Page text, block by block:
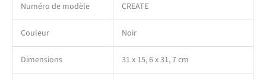
Numéro de modèle CREATE
Couleur Noir
Dimensions 31 x 15, 6 x 31, 7 cm